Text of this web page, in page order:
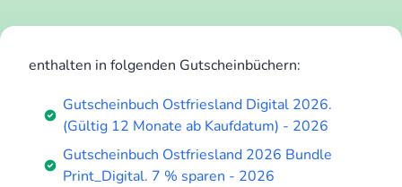
enthalten in folgenden Gutscheinbüchern:
Gutscheinbuch Ostfriesland Digital 2026.
(Gültig 12 Monate ab Kaufdatum) - 2026
Gutscheinbuch Ostfriesland 2026 Bundle
Print_Digital. 7 % sparen - 2026